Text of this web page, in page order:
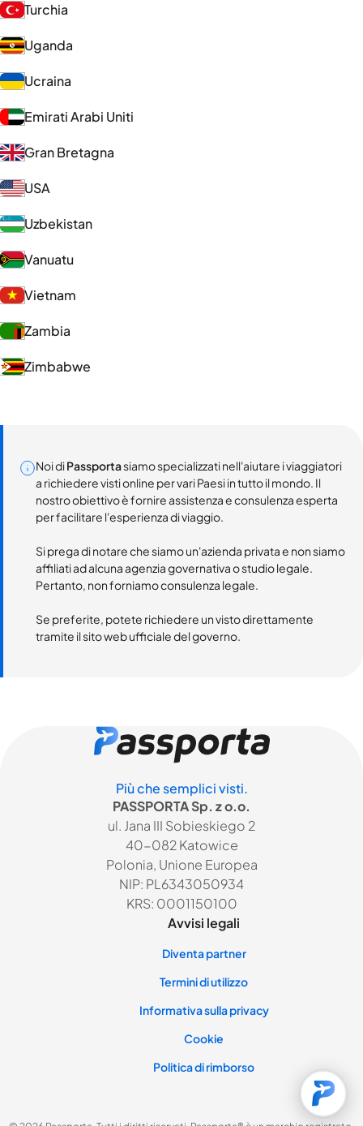
Turchia
Uganda
Ucraina
Emirati Arabi Uniti
Gran Bretagna
USA
Uzbekistan
Vanuatu
Vietnam
Zambia
Zimbabwe
Noi diPassportasiamo specializzati nell'aiutare i viaggiatori
a richiedere visti online per vari Paesi in tutto il mondo. Il
nostro obiettivo è fornire assistenza e consulenza esperta
per facilitare l'esperienza di viaggio.
Si prega di notare che siamo un'azienda privata e non siamo
affiliati ad alcuna agenzia governativa o studio legale.
Pertanto, non forniamo consulenza legale.
Se preferite, potete richiedere un visto direttamente
tramite il sito web ufficiale del governo.
Più che semplici visti.
PASSPORTA Sp. z o.o.
ul. Jana III Sobieskiego 2
40-082 Katowice
Polonia, Unione Europea
NIP: PL6343050934
KRS: 0001150100
Avvisi legali
Diventa partner
Termini di utilizzo
Informativa sulla privacy
Cookie
Politica di rimborso